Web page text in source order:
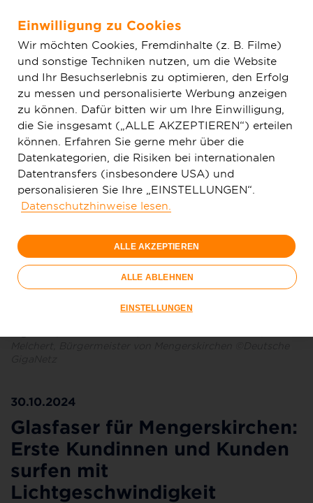
Zum Hauptinhalt springen
Aktuelles
Mengerskirchen: Erste Kundinnen und Kunden surfen mit
Lichtgeschwindigkeit
30.10.2024
Glasfaser für Mengerskirchen:
Erste Kundinnen und Kunden
surfen mit
Lichtgeschwindigkeit
Einwilligung zu Cookies
Wir möchten Cookies, Fremdinhalte (z. B. Filme)
und sonstige Techniken nutzen, um die Website
und Ihr Besuchserlebnis zu optimieren, den Erfolg
zu messen und personalisierte Werbung anzeigen
zu können. Dafür bitten wir um Ihre Einwilligung,
die Sie insgesamt („ALLE AKZEPTIEREN“) erteilen
können. Erfahren Sie gerne mehr über die
Datenkategorien, die Risiken bei internationalen
Datentransfers (insbesondere USA) und
personalisieren Sie Ihre „EINSTELLUNGEN“.
Datenschutzhinweise lesen.
ALLE AKZEPTIEREN
ALLE ABLEHNEN
EINSTELLUNGEN